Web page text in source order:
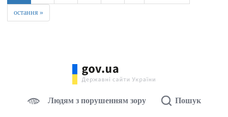
остання »
Людям з порушенням зору Пошук